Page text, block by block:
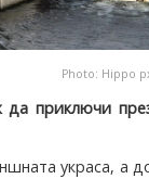
Photo: Hippo
да приключи
украса, а